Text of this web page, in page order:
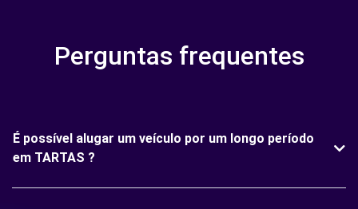
Perguntas frequentes
É possível alugar um veículo por um longo período
em TARTAS ?